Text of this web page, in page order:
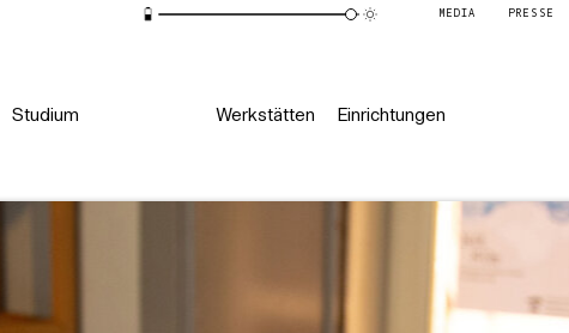
MEDIA PRESSE
Studium Werkstätten Einrichtungen